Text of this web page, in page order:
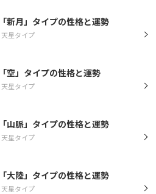
新月」タイプの性格と運勢
天星タイプ
空」タイプの性格と運勢
天星タイプ
山脈」タイプの性格と運勢
天星タイプ
大陸」タイプの性格と運勢
天星タイプ